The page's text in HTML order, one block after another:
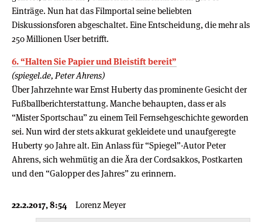
Einträge. Nun hat das Filmportal seine beliebten
Diskussionsforen abgeschaltet. Eine Entscheidung, die mehr als
250 Millionen User betrifft.
6. “Halten Sie Papier und Bleistift bereit”
(spiegel.de, Peter Ahrens)
Über Jahrzehnte war Ernst Huberty das prominente Gesicht der
Fußballberichterstattung. Manche behaupten, dass er als
“Mister Sportschau” zu einem Teil Fernsehgeschichte geworden
sei. Nun wird der stets akkurat gekleidete und unaufgeregte
Huberty 90 Jahre alt. Ein Anlass für “Spiegel”-Autor Peter
Ahrens, sich wehmütig an die Ära der Cordsakkos, Postkarten
und den “Galopper des Jahres” zu erinnern.
22.2.2017, 8:54 Lorenz Meyer